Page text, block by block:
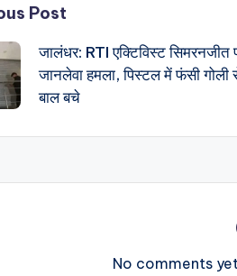
Post
जालंधर: RTI एक्टिविस्ट सिमरनजीत
जानलेवा हमला, पिस्टल में फंसी गोली
बाल बचे
No comments